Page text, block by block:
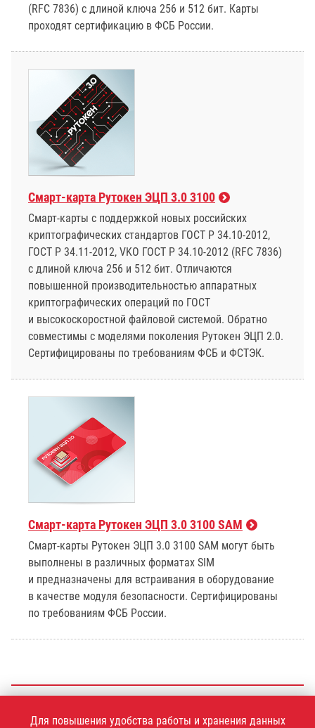
(RFC 7836) с длиной ключа 256 и 512 бит. Карты
проходят сертификацию в ФСБ России.
Смарт-карта Рутокен ЭЦП 3.0 3100
Смарт-карты с поддержкой новых российских
криптографических стандартов ГОСТ Р 34.10-2012,
ГОСТ Р 34.11-2012, VKO ГОСТ Р 34.10-2012 (RFC 7836)
с длиной ключа 256 и 512 бит. Отличаются
повышенной производительностью аппаратных
криптографических операций по ГОСТ
и высокоскоростной файловой системой. Обратно
совместимы с моделями поколения Рутокен ЭЦП 2.0.
Сертифицированы по требованиям ФСБ и ФСТЭК.
Смарт-карта Рутокен ЭЦП 3.0 3100 SAM
Смарт-карты Рутокен ЭЦП 3.0 3100 SAM могут быть
выполнены в различных форматах SIM
и предназначены для встраивания в оборудование
в качестве модуля безопасности. Сертифицированы
по требованиям ФСБ России.
+7 (495)925-77-90
Для повышения удобства работы и хранения данных